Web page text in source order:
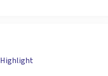
Highlight